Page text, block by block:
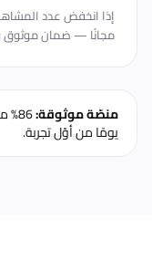
إذا انخفض عدد
مجانًا — ضمان
منصّة موثوقة:
يومًا من أوّل تجربة.